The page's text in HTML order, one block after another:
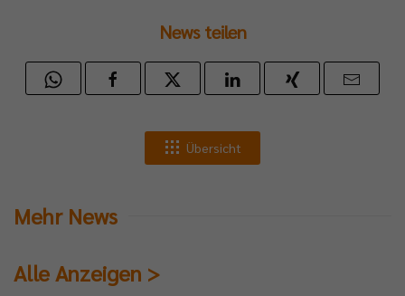
News teilen
Übersicht
Mehr News
Alle Anzeigen >